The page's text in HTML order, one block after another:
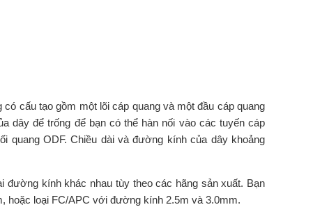
có cấu tạo gồm một lõi cáp quang và một đầu cáp quang
dây để trống để bạn có thể hàn nối vào các tuyến cáp
quang ODF. Chiều dài và đường kính của dây khoảng
đường kính khác nhau tùy theo các hãng sản xuất. Bạn
hoặc loại FC/APC với đường kính 2.5m và 3.0mm.